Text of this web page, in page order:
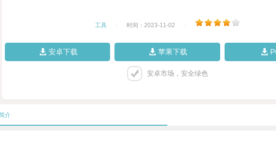
工具 时间：2023-11-02
安卓下载 苹果下载
安卓市场，安全绿色
介